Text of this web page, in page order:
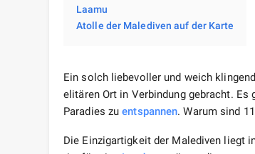
Laamu
Atolle der Malediven auf der Karte
Ein solch liebevoller und weich
elitären Ort in Verbindung gebracht.
Paradies zuentspannen. Warum sind
Die Einzigartigkeit der Malediven liegt